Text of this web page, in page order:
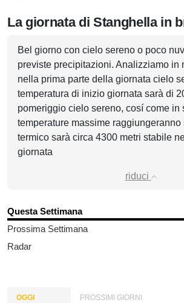
La giornata di Stanghella in
Bel giorno con cielo sereno o poco
previste precipitazioni. Analizziamo in
nella prima parte della giornata cielo
temperatura di inizio giornata sarà di
pomeriggio cielo sereno, cosí come in
temperature massime raggiungeranno
termico sarà circa 4300 metri stabile
giornata
riduci
Questa Settimana
Prossima Settimana
Radar
OGGI PROSSIMI GIORNI